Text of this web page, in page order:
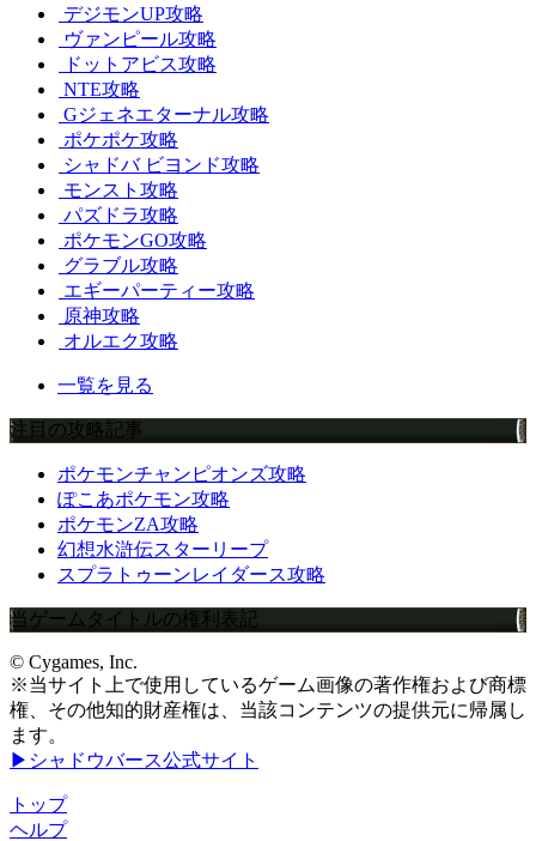
デジモンUP攻略
ヴァンピール攻略
ドットアビス攻略
NTE攻略
Gジェネエターナル攻略
ポケポケ攻略
シャドバ ビヨンド攻略
モンスト攻略
パズドラ攻略
ポケモンGO攻略
グラブル攻略
エギーパーティー攻略
原神攻略
オルエク攻略
一覧を見る
注目の攻略記事
ポケモンチャンピオンズ攻略
ぽこあポケモン攻略
ポケモンZA攻略
幻想水滸伝スターリープ
スプラトゥーンレイダース攻略
当ゲームタイトルの権利表記
© Cygames, Inc.
※当サイト上で使用しているゲーム画像の著作権および商標
権、その他知的財産権は、当該コンテンツの提供元に帰属し
ます。
▶シャドウバース公式サイト
トップ
ヘルプ